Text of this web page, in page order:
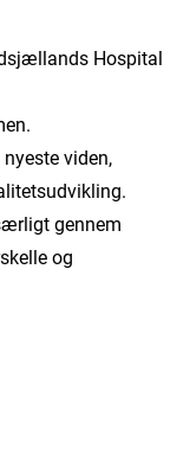
Hospital
viden,
gennem
og